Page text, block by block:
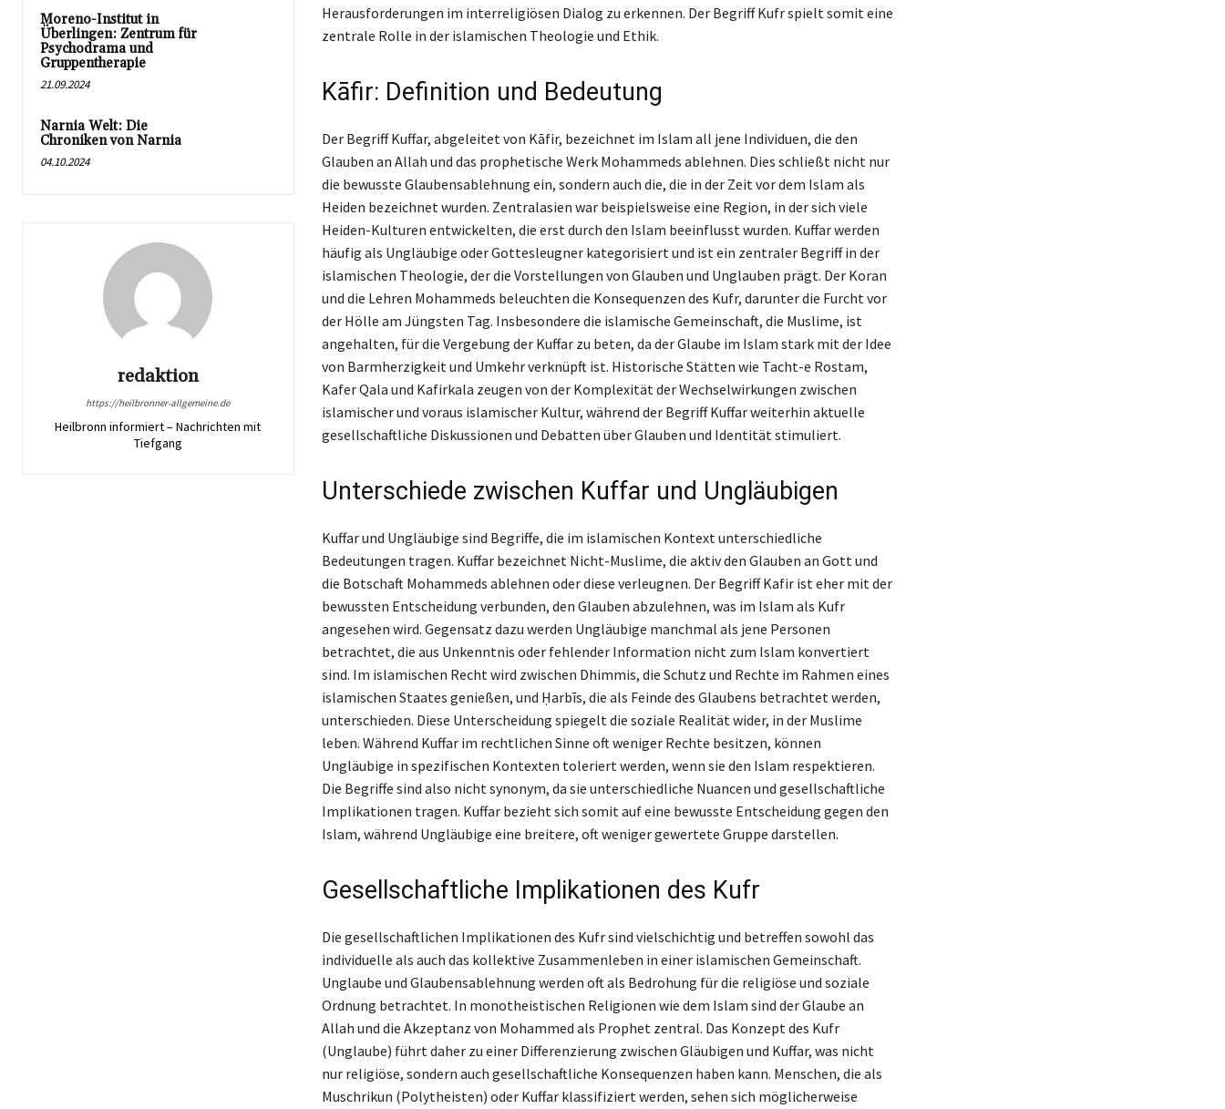
Moreno-Institut in
Überlingen: Zentrum für
Psychodrama und
Gruppentherapie
21.09.2024
Narnia Welt: Die
Chroniken von Narnia
04.10.2024
redaktion
https://heilbronner-allgemeine.de
Heilbronn informiert – Nachrichten mit
Tiefgang
Herausforderungen im interreligiösen Dialog zu erkennen. Der Begriff Kufr spielt somit eine
zentrale Rolle in der islamischen Theologie und Ethik.
Kāfir: Definition und Bedeutung
Der Begriff Kuffar, abgeleitet von Kāfir, bezeichnet im Islam all jene Individuen, die den
Glauben an Allah und das prophetische Werk Mohammeds ablehnen. Dies schließt nicht nur
die bewusste Glaubensablehnung ein, sondern auch die, die in der Zeit vor dem Islam als
Heiden bezeichnet wurden. Zentralasien war beispielsweise eine Region, in der sich viele
Heiden-Kulturen entwickelten, die erst durch den Islam beeinflusst wurden. Kuffar werden
häufig als Ungläubige oder Gottesleugner kategorisiert und ist ein zentraler Begriff in der
islamischen Theologie, der die Vorstellungen von Glauben und Unglauben prägt. Der Koran
und die Lehren Mohammeds beleuchten die Konsequenzen des Kufr, darunter die Furcht vor
der Hölle am Jüngsten Tag. Insbesondere die islamische Gemeinschaft, die Muslime, ist
angehalten, für die Vergebung der Kuffar zu beten, da der Glaube im Islam stark mit der Idee
von Barmherzigkeit und Umkehr verknüpft ist. Historische Stätten wie Tacht-e Rostam,
Kafer Qala und Kafirkala zeugen von der Komplexität der Wechselwirkungen zwischen
islamischer und voraus islamischer Kultur, während der Begriff Kuffar weiterhin aktuelle
gesellschaftliche Diskussionen und Debatten über Glauben und Identität stimuliert.
Unterschiede zwischen Kuffar und Ungläubigen
Kuffar und Ungläubige sind Begriffe, die im islamischen Kontext unterschiedliche
Bedeutungen tragen. Kuffar bezeichnet Nicht-Muslime, die aktiv den Glauben an Gott und
die Botschaft Mohammeds ablehnen oder diese verleugnen. Der Begriff Kafir ist eher mit der
bewussten Entscheidung verbunden, den Glauben abzulehnen, was im Islam als Kufr
angesehen wird. Gegensatz dazu werden Ungläubige manchmal als jene Personen
betrachtet, die aus Unkenntnis oder fehlender Information nicht zum Islam konvertiert
sind. Im islamischen Recht wird zwischen Dhimmis, die Schutz und Rechte im Rahmen eines
islamischen Staates genießen, und Ḥarbīs, die als Feinde des Glaubens betrachtet werden,
unterschieden. Diese Unterscheidung spiegelt die soziale Realität wider, in der Muslime
leben. Während Kuffar im rechtlichen Sinne oft weniger Rechte besitzen, können
Ungläubige in spezifischen Kontexten toleriert werden, wenn sie den Islam respektieren.
Die Begriffe sind also nicht synonym, da sie unterschiedliche Nuancen und gesellschaftliche
Implikationen tragen. Kuffar bezieht sich somit auf eine bewusste Entscheidung gegen den
Islam, während Ungläubige eine breitere, oft weniger gewertete Gruppe darstellen.
Gesellschaftliche Implikationen des Kufr
Die gesellschaftlichen Implikationen des Kufr sind vielschichtig und betreffen sowohl das
individuelle als auch das kollektive Zusammenleben in einer islamischen Gemeinschaft.
Unglaube und Glaubensablehnung werden oft als Bedrohung für die religiöse und soziale
Ordnung betrachtet. In monotheistischen Religionen wie dem Islam sind der Glaube an
Allah und die Akzeptanz von Mohammed als Prophet zentral. Das Konzept des Kufr
(Unglaube) führt daher zu einer Differenzierung zwischen Gläubigen und Kuffar, was nicht
nur religiöse, sondern auch gesellschaftliche Konsequenzen haben kann. Menschen, die als
Muschrikun (Polytheisten) oder Kuffar klassifiziert werden, sehen sich möglicherweise